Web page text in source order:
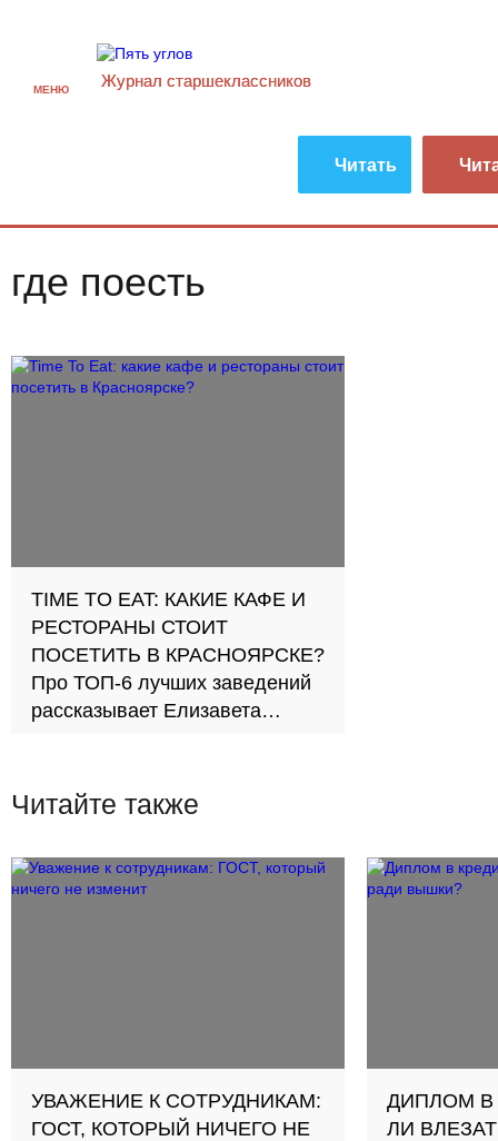
МЕНЮ Журнал старшекласcников
Читать
где поесть
TIME TO EAT: КАКИЕ КАФЕ И
РЕСТОРАНЫ СТОИТ
ПОСЕТИТЬ В КРАСНОЯРСКЕ?
Про ТОП-6 лучших заведений
рассказывает Елизавета
Читайте также
УВАЖЕНИЕ К СОТРУДНИКАМ:
ГОСТ, КОТОРЫЙ НИЧЕГО НЕ
ДИПЛОМ В
ЛИ